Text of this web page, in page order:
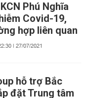
Phú Nghĩa
Covid-19,
hợp liên quan
| 27/07/2021
hỗ trợ Bắc
đặt Trung tâm